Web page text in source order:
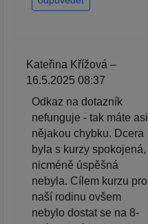
Kateřina Křížová –
16.5.2025 08:37
Odkaz na dotazník
nefunguje - tak máte asi
nějakou chybku. Dcera
byla s kurzy spokojená,
nicméně úspěšná
nebyla. Cílem kurzu pro
naší rodinu ovšem
nebylo dostat se na 8-